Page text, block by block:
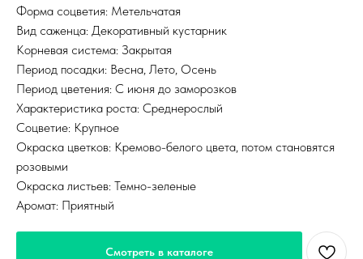
Форма соцветия: Метельчатая
Вид саженца: Декоративный кустарник
Корневая система: Закрытая
Период посадки: Весна, Лето, Осень
Период цветения: С июня до заморозков
Характеристика роста: Среднерослый
Соцветие: Крупное
Окраска цветков: Кремово-белого цвета, потом становятся
розовыми
Окраска листьев: Темно-зеленые
Аромат: Приятный
Смотреть в каталоге